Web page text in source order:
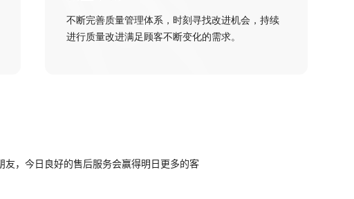
不断完善质量管理体系，时刻寻找改进机会，持续
进行质量改进满足顾客不断变化的需求。
，今日良好的售后服务会赢得明日更多的客